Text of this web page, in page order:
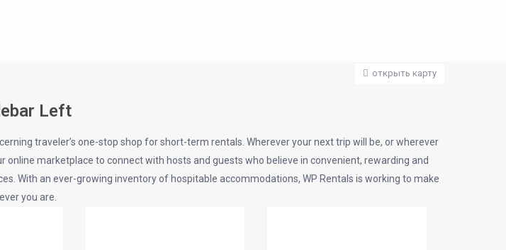
открыть карту
Left
traveler’s one-stop shop for short-term rentals. Wherever your next trip will be, or wherever
online marketplace to connect with hosts and guests who believe in convenient, rewarding and
With an ever-growing inventory of hospitable accommodations, WP Rentals is working to make
you are.